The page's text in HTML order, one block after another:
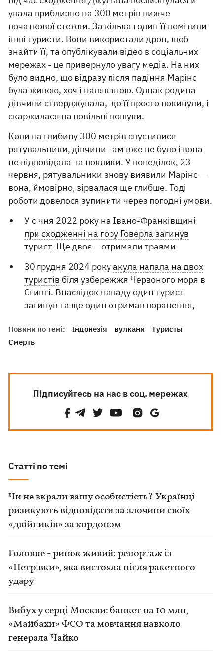
упала приблизно на 300 метрів нижче
початкової стежки. За кілька годин її помітили
інші туристи. Вони використали дрон, щоб
знайти її, та опублікували відео в соціальних
мережах - це привернуло увагу медіа. На них
було видно, що відразу після падіння Марінс
була живою, хоч і наляканою. Однак родина
дівчини стверджувала, що її просто покинули, і
скаржилася на повільні пошуки.
Коли на глибину 300 метрів спустилися
рятувальники, дівчини там вже не було і вона
не відповідала на поклики. У понеділок, 23
червня, рятувальники знову виявили Марінс —
вона, ймовірно, зірвалася ще глибше. Тоді
роботи довелося зупинити через погодні умови.
У січня 2022 року на Івано-Франківщині
при сходженні на гору Говерла загинув
турист. Ще двоє – отримали травми.
30 грудня 2024 рокуакула напала на двох
туристів біля узбережжя Червоного моря в
Єгипті. Внаслідок нападу один турист
загинув та ще один отримав поранення,
Новини по темі: Індонезія вулкани
Туристы
Смерть
Підписуйтесь на нас в соц. мережах
Статті по темі
Чи не вкрали вашу особистість? Українці
ризикують відповідати за злочини своїх
«двійників» за кордоном
Головне - ринок живий: репортаж із
«Петрівки», яка вистояла після ракетного
удару
Вибух у серці Москви: банкет на 10 млн,
«Майбахи» ФСО та мовчання навколо
генерала Чайко